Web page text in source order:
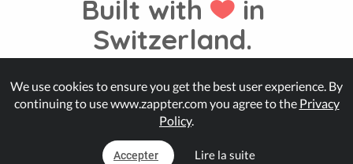
Built with
in
Switzerland.
© Zappter
We use cookies to ensure you get the best user experience. By
continuing to use www.zappter.com you agree to the Privacy
Policy.
Accepter Lire la suite